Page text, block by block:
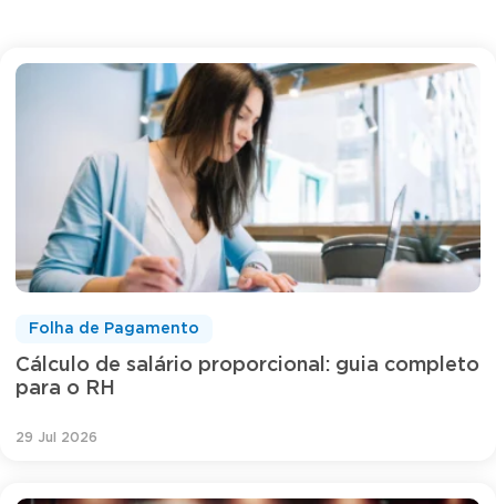
Cálculo de salário proporcional: guia completo
para o RH
Folha de Pagamento
29 Jul 2026